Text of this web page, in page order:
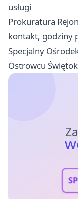
usługi
Prokuratura
kontakt, godziny
Specjalny
Ostrowcu